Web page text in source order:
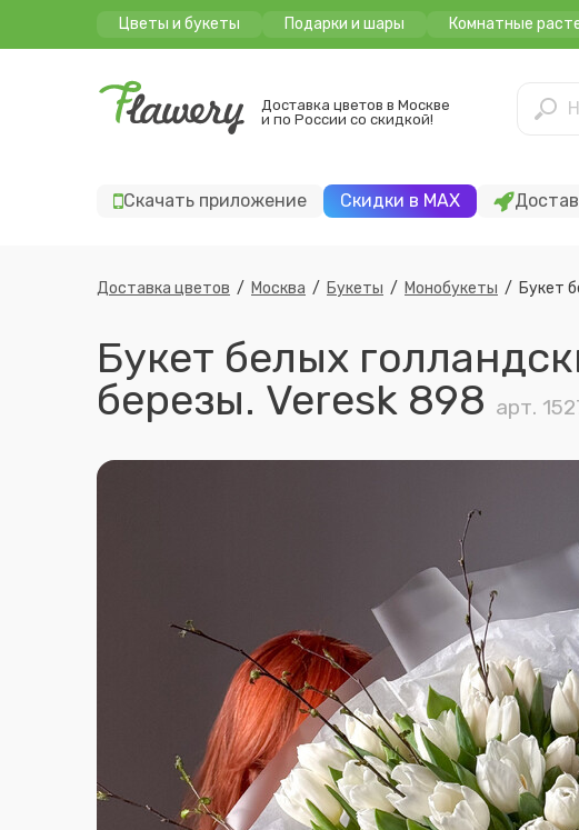
Цветы и букеты Подарки и шары Комнатные
Доставка цветов в Москве
и по России со скидкой!
Скачать приложение Скидки в MAX
Доставка цветов / Москва / Букеты / Монобукеты / Букет
Букет белых голландских тюльпанов 45шт с веточками
березы. Veresk 898 арт.